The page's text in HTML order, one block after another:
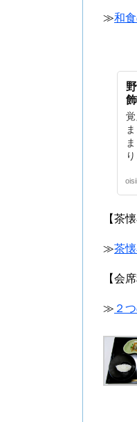
≫和
【茶
≫茶
【会
≫ ２